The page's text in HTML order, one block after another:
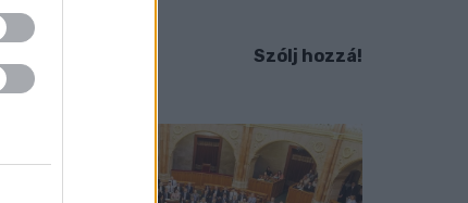
maradékát.
Szólj hozzá!